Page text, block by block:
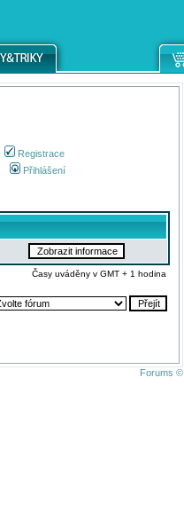
Registrace
Přihlášení
Časy uváděny v GMT + 1 hodina
Forums ©